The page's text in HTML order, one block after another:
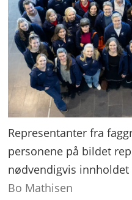
Representanter fra
personene på bildet
nødvendigvis
Bo Mathisen